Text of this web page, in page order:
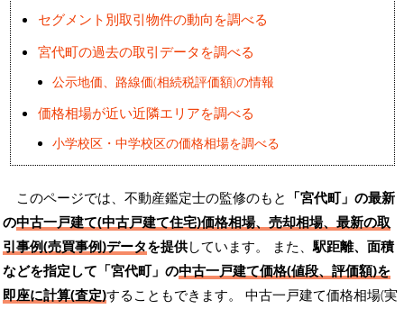
セグメント別取引物件の動向を調べる
宮代町の過去の取引データを調べる
公示地価、路線価(相続税評価額)の情報
価格相場が近い近隣エリアを調べる
小学校区・中学校区の価格相場を調べる
このページでは、不動産鑑定士の監修のもと 「宮代町」の最新
の中古一戸建て(中古戸建て住宅)価格相場、売却相場、最新の取
引事例(売買事例)データを提供しています。 また、駅距離、面積
などを指定して「宮代町」の中古一戸建て価格(値段、評価額)を
即座に計算(査定)することもできます。 中古一戸建て価格相場(実